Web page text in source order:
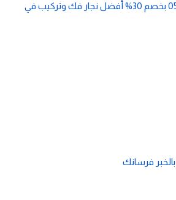
نجار بالطائف 0548342827 بخصم 30% أفضل نجار فك وتركيب في
فرسانك